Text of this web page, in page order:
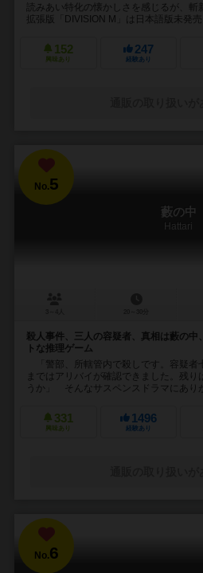
読みあい特化の懐かしさを感じるが、斬
拡張版「DIVISION M」は日本語版未発
152
興味あり
247
経験あり
No.5
藪の中
Hattari
殺人事件、三人の容疑者、真相は藪の中
トな推理ゲーム
「警部、所轄管内で殺しです。容疑者
まではアリバイが確認できました。残り
うか」 そんなサスペンスドラマにあり
331
興味あり
1496
経験あり
No.6